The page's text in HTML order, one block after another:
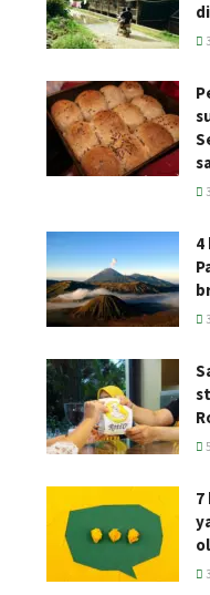
4
7